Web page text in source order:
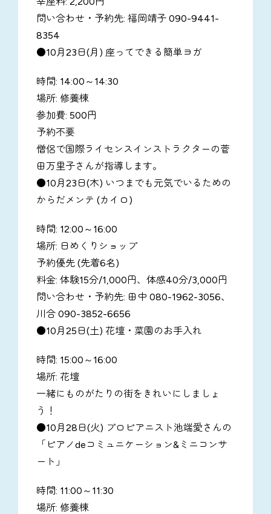
問い合わせ・予約先: 福岡靖子 090-9441-
8354
●10月23日(月) 座ってできる簡単ヨガ
時間: 14:00～14:30
場所: 修養棟
参加費: 500円
予約不要
僧侶で国際ライセンスインストラクターの菅
田万里子さんが指導します。
●10月23日(木) いつまでも元気でいるための
からだメンテ (カイロ)
時間: 12:00～16:00
場所: 日めくりショップ
予約優先 (先着6名)
料金: 体験15分/1,000円、体感40分/3,000円
問い合わせ・予約先: 田中 080-1962-3056、
川合 090-3852-6656
●10月25日(土) 花壇・菜園のお手入れ
時間: 15:00～16:00
場所: 花壇
一緒にものがたりの街をきれいにしましょ
う！
●10月28日(火) プロピアニスト池端愛さんの
「ピアノdeコミュニケーション&ミニコンサ
ート」
時間: 11:00～11:30
場所: 修養棟